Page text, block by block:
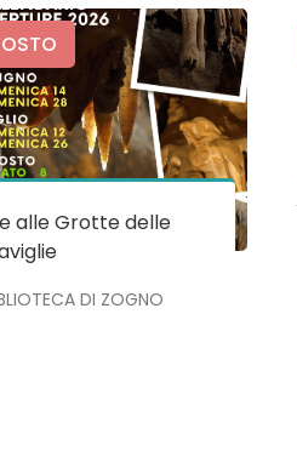
alle Grotte delle
DI ZOGNO